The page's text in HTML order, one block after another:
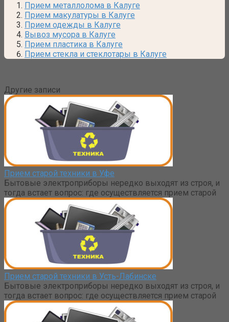
Прием металлолома в Калуге
Прием макулатуры в Калуге
Прием одежды в Калуге
Вывоз мусора в Калуге
Прием пластика в Калуге
Прием стекла и стеклотары в Калуге
Другие записи
Прием старой техники в Уфе
Бытовые электроприборы нередко выходят из строя, и
тогда встает вопрос: где осуществляется прием старой
Прием старой техники в Усть-Лабинске
Бытовые электроприборы нередко выходят из строя, и
тогда встает вопрос: где осуществляется прием старой